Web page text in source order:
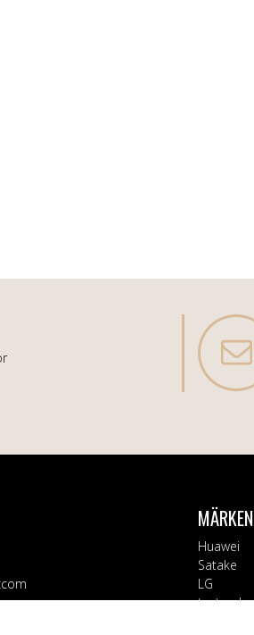
MÄRKEN
Huawei
Satake
LG
testsynk